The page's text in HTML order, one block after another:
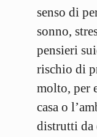
senso di
sonno,
pensieri
rischio di
molto, per
casa o
distrutti da